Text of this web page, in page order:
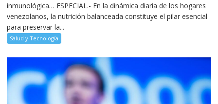
inmunológica… ESPECIAL.- En la dinámica diaria de los hogares
venezolanos, la nutrición balanceada constituye el pilar esencial
para preservar la...
Salud y Tecnología